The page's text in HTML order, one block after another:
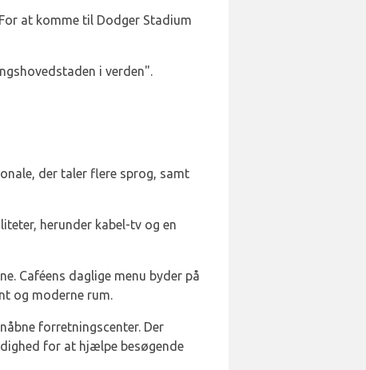
at komme til Dodger Stadium
i verden".
der taler flere sprog, samt
herunder kabel-tv og en
Caféens daglige menu byder på
og moderne rum.
forretningscenter. Der
for at hjælpe besøgende